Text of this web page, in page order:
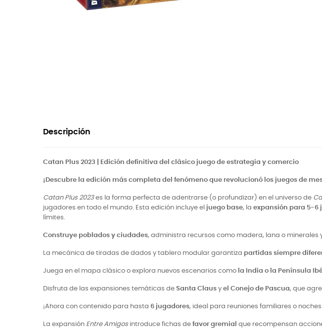
Descripción
Catan Plus 2023 | Edición definitiva del clásico juego de estrategia y comercio
¡Descubre la edición más completa del fenómeno que revolucionó los juegos de
Catan Plus 2023es la forma perfecta de adentrarse (o profundizar) en el universo de
jugadores en todo el mundo. Esta edición incluye el juego base, la expansión para 5-6
límites.
Construye poblados y ciudades, administra recursos como madera, lana o
La mecánica de tiradas de dados y tablero modular garantiza partidas siempre
Juega en el mapa clásico o explora nuevos escenarios como la India o la Península
Disfruta de las expansiones temáticas de Santa Claus y el Conejo de Pascua, que
¡Ahora con contenido para hasta 6 jugadores, ideal para reuniones familiares o
La expansión Entre Amigosintroduce fichas de favor gremial que recompensan